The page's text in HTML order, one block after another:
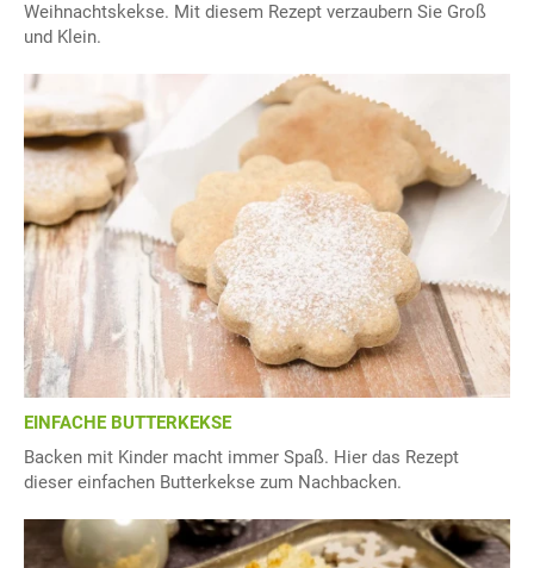
Weihnachtskekse. Mit diesem Rezept verzaubern Sie Groß
und Klein.
EINFACHE BUTTERKEKSE
Backen mit Kinder macht immer Spaß. Hier das Rezept
dieser einfachen Butterkekse zum Nachbacken.